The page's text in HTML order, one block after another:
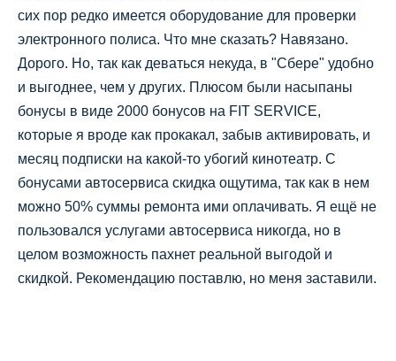
сих пор редко имеется оборудование для проверки
электронного полиса. Что мне сказать? Навязано.
Дорого. Но, так как деваться некуда, в "Сбере" удобно
и выгоднее, чем у других. Плюсом были насыпаны
бонусы в виде 2000 бонусов на FIT SERVICE,
которые я вроде как прокакал, забыв активировать, и
месяц подписки на какой-то убогий кинотеатр. С
бонусами автосервиса скидка ощутима, так как в нем
можно 50% суммы ремонта ими оплачивать. Я ещё не
пользовался услугами автосервиса никогда, но в
целом возможность пахнет реальной выгодой и
скидкой. Рекомендацию поставлю, но меня заставили.